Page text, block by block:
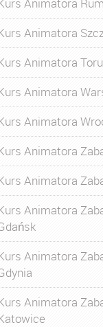
,Animator
Animatora
Animatora
Animatora
Animatora
Animatora
Animatora
Animatora
Animatora
Animatora